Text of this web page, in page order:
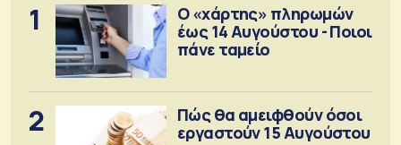
1
Ο «χάρτης» πληρωμών
έως 14 Αυγούστου - Ποιοι
πάνε ταμείο
2
Πώς θα αμειφθούν όσοι
εργαστούν 15 Αυγούστου